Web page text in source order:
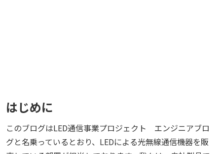
はじめに
このブログはLED通信事業プロジェクト エンジニアブロ
グと名乗っているとおり、LEDによる光無線通信機器を販